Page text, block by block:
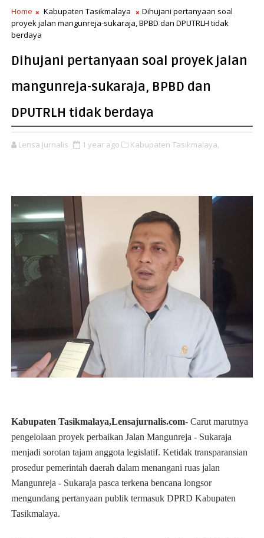
Home Kabupaten Tasikmalaya
Dihujani pertanyaan soal
proyek jalan mangunreja-sukaraja, BPBD dan DPUTRLH tidak
berdaya
Dihujani pertanyaan soal proyek jalan
mangunreja-sukaraja, BPBD dan
DPUTRLH tidak berdaya
Lensa Jurnalis 1 year ago Kabupaten Tasikmalaya,
Kabupaten Tasikmalaya,Lensajurnalis.com- Carut marutnya
pengelolaan proyek perbaikan Jalan Mangunreja - Sukaraja
menjadi sorotan tajam anggota legislatif. Ketidak transparansian
prosedur pemerintah daerah dalam menangani ruas jalan
Mangunreja - Sukaraja pasca terkena bencana longsor
mengundang pertanyaan publik termasuk DPRD Kabupaten
Tasikmalaya.